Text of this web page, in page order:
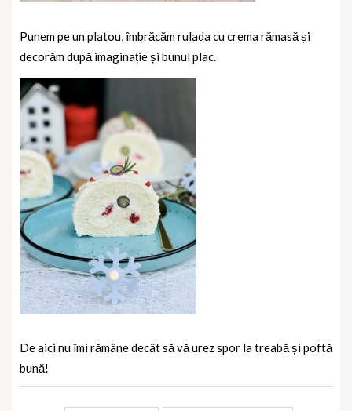
Punem pe un platou, îmbrăcăm rulada cu crema rămasă și
decorăm după imaginație și bunul plac.
De aici nu îmi rămâne decât să vă urez spor la treabă și poftă
bună!